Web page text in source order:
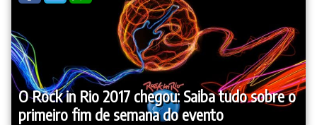
O Rock in Rio 2017 chegou: Saiba tudo sobre o
primeiro fim de semana do evento